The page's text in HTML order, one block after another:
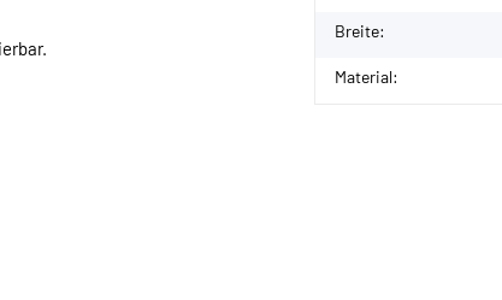
Breite:
Material: